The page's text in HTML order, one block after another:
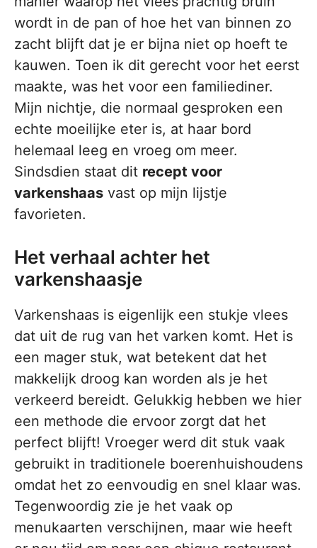
wordt in de pan of hoe het van binnen zo
zacht blijft dat je er bijna niet op hoeft te
kauwen. Toen ik dit gerecht voor het eerst
maakte, was het voor een familiediner.
Mijn nichtje, die normaal gesproken een
echte moeilijke eter is, at haar bord
helemaal leeg en vroeg om meer.
Sindsdien staat dit recept voor
varkenshaas vast op mijn lijstje
favorieten.
Het verhaal achter het
varkenshaasje
Varkenshaas is eigenlijk een stukje vlees
dat uit de rug van het varken komt. Het is
een mager stuk, wat betekent dat het
makkelijk droog kan worden als je het
verkeerd bereidt. Gelukkig hebben we hier
een methode die ervoor zorgt dat het
perfect blijft! Vroeger werd dit stuk vaak
gebruikt in traditionele boerenhuishoudens
omdat het zo eenvoudig en snel klaar was.
Tegenwoordig zie je het vaak op
menukaarten verschijnen, maar wie heeft